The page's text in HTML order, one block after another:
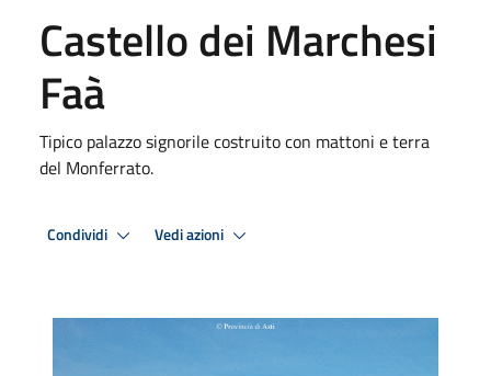
Castello dei Marchesi
Faà
Tipico palazzo signorile costruito con mattoni e terra
del Monferrato.
Condividi Vedi azioni